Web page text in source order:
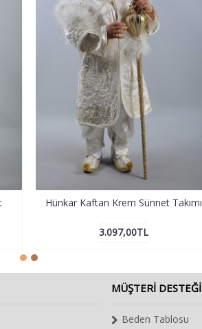
Hünkar Kaftan Krem Sünnet Takımı
3.097,00TL
MÜŞTERI DESTEĞI
Beden Tablosu